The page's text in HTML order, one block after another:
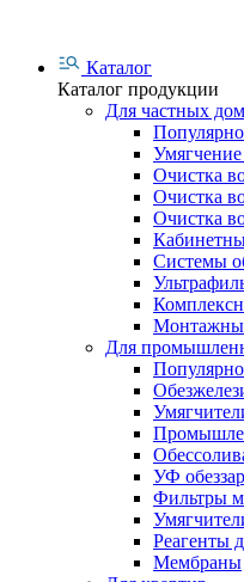
Каталог
Каталог продукции
Для частных
Очистка
Очистка
Очистка
Системы
Для
УФ
Фильтры
Реагенты
Мембраны